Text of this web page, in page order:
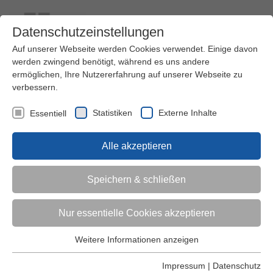
Kontakt Ihre Meinung ist uns wichtig!
Kinder (0-6)
Grundschulkinder
Jugendliche
Datenschutzeinstellungen
Auf unserer Webseite werden Cookies verwendet. Einige davon
werden zwingend benötigt, während es uns andere
ermöglichen, Ihre Nutzererfahrung auf unserer Webseite zu
verbessern.
Essentiell Statistiken Externe Inhalte
Alle akzeptieren
Speichern & schließen
Nur essentielle Cookies akzeptieren
Essentielle Cookies werden für grundlegende Funktionen der
Weitere Informationen anzeigen
Impressum | Datenschutz